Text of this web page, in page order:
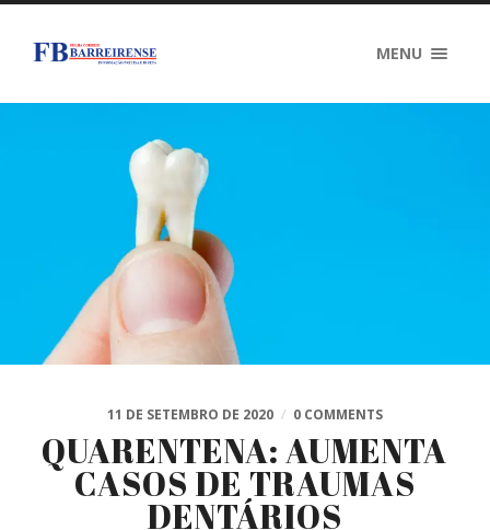
MENU
11 DE SETEMBRO DE 2020 / 0 COMMENTS
QUARENTENA: AUMENTA
CASOS DE TRAUMAS
DENTÁRIOS